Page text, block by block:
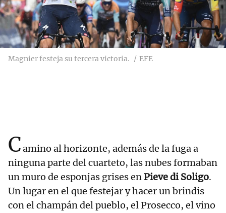
Magnier festeja su tercera victoria. EFE
Camino al horizonte, además de la fuga a
ninguna parte del cuarteto, las nubes formaban
un muro de esponjas grises enPieve di Soligo.
Un lugar en el que festejar y hacer un brindis
con el champán del pueblo, el Prosecco, el vino